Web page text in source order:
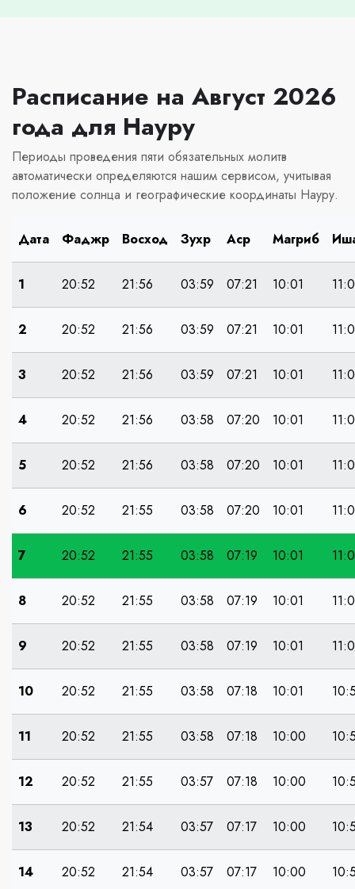
Расписание на Август 2026
года для Науру
Периоды проведения пяти обязательных молитв
автоматически определяются нашим сервисом, учитывая
положение солнца и географические координаты Науру.
Дата Фаджр Восход Зухр Аср Магриб
1 20:52 21:56 03:59 07:21 10:01
2 20:52 21:56 03:59 07:21 10:01
3 20:52 21:56 03:59 07:21 10:01
4 20:52 21:56 03:58 07:20 10:01
5 20:52 21:56 03:58 07:20 10:01
6 20:52 21:55 03:58 07:20 10:01
7 20:52 21:55 03:58 07:19 10:01
8 20:52 21:55 03:58 07:19 10:01
9 20:52 21:55 03:58 07:19 10:01
10 20:52 21:55 03:58 07:18 10:01
11 20:52 21:55 03:58 07:18 10:00
12 20:52 21:55 03:57 07:18 10:00
13 20:52 21:54 03:57 07:17 10:00
14 20:52 21:54 03:57 07:17 10:00